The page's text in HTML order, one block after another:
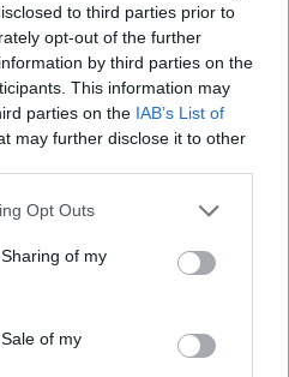
to third parties prior to
opt-out of the further
by third parties on the
This information may
parties on the IAB’s List of
may further disclose it to other
Opt Outs
of my
of my
Policisté v pěti zemích ležících
v Amazonii pozatýkali stovky
lidí a zabavili dřevo, minerály i
zvířata v hodnotě přes 280
milionů dolarů (kolem 5,9
koordinovaných zásahů
v největším deštném pralese
níž se do operace nazvané
vyschl. Městský obvod
koryto
)